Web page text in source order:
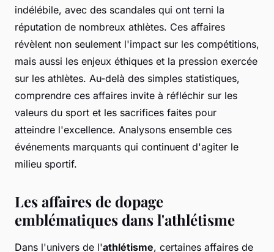
indélébile, avec des scandales qui ont terni la
réputation de nombreux athlètes. Ces affaires
révèlent non seulement l'impact sur les compétitions,
mais aussi les enjeux éthiques et la pression exercée
sur les athlètes. Au-delà des simples statistiques,
comprendre ces affaires invite à réfléchir sur les
valeurs du sport et les sacrifices faites pour
atteindre l'excellence. Analysons ensemble ces
événements marquants qui continuent d'agiter le
milieu sportif.
Les affaires de dopage
emblématiques dans l'athlétisme
Dans l'univers de l'athlétisme, certaines affaires de